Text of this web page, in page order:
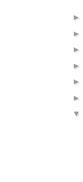
►
►
►
►
►
►
▼